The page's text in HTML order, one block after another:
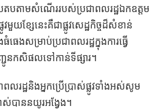
យតបតាមសំណើររបស់ប្រជាពលរដ្ឋឯកឧត្តម
មួយខ្សែនេះគឺជាផ្លូវសេដ្ឋកិច្ចដ៏សំខាន់
សម្រាប់ប្រជាពលរដ្ឋក្នុងការធ្វើ
ជូនកសិផលទៅកាន់ទីផ្សារ។
រដ្ឋនិងអ្នកប្រើប្រាស់ផ្លូវទាំងអស់សូម
ាស់បាននយូរអង្វែង។